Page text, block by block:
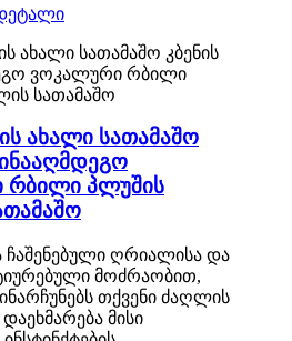
ახალი სათამაშო
რბილი პლუშის
ღრიალისა და
მოძრაობით,
თქვენი ძაღლის
მისი